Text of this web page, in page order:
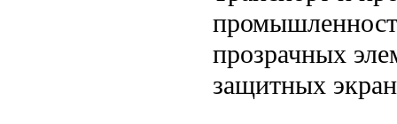
прозрачных
защитных